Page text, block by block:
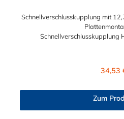
Schnellverschlusskupplung mit
Schnellverschlusskupplung
und der Dichtring ist aus EPDM.
Vakuum bis 8,6 bar Max.
34,53
Zum